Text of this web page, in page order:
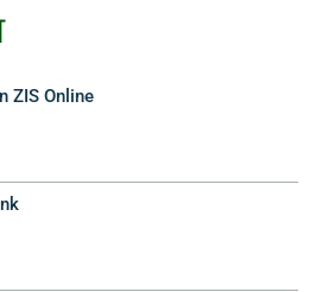
ZIS Online